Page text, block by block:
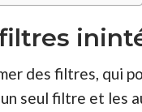
des filtres, qui
seul filtre et